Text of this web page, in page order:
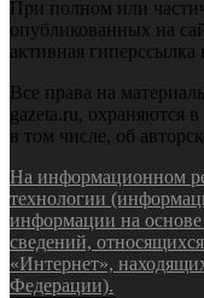
При полном или
опубликованных на
активная гиперссылка
Все права на
gazeta.ru, охраняются
в том числе, об
На информационном
технологии
информации на основе
сведений,
«Интернет»,
Федерации).